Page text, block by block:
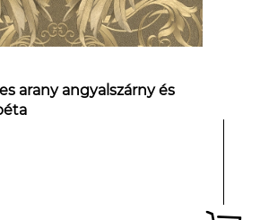
arany angyalszárny és